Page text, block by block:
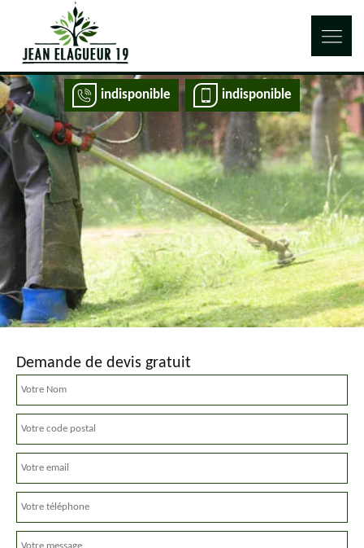
indisponible indisponible
Demande de devis gratuit